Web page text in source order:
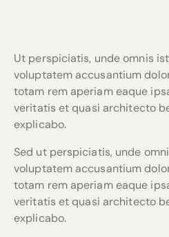
Ut perspiciatis, unde omnis
voluptatem accusantium
totam rem aperiam eaque
veritatis et quasi architecto
explicabo.
Sed ut perspiciatis, unde
voluptatem accusantium
totam rem aperiam eaque
veritatis et quasi architecto
explicabo.